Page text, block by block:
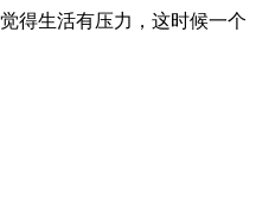
得生活有压力，这时候一个